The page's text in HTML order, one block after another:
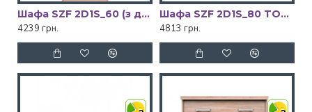
Шафа SZF 2D1S_60 (з дзеркалом) TOP-MIX VMV Holding
4239 грн.
Шафа SZF 2D1S_80 TOP-MIX VMV Holding
4813 грн.